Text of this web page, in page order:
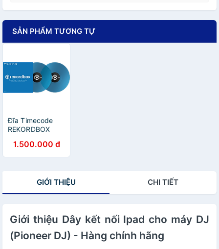
SẢN PHẨM TƯƠNG TỰ
Đĩa Timecode
REKORDBOX
Hàng Chính Hãng
1.500.000 đ
GIỚI THIỆU CHI TIẾT
Giới thiệu Dây kết nối Ipad cho máy DJ
(Pioneer DJ) - Hàng chính hãng